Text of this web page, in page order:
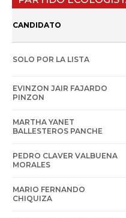
CANDIDATO
SOLO POR LA LISTA
EVINZON JAIR FAJARDO
PINZON
MARTHA YANET
BALLESTEROS PANCHE
PEDRO CLAVER VALBUENA
MORALES
MARIO FERNANDO
CHIQUIZA